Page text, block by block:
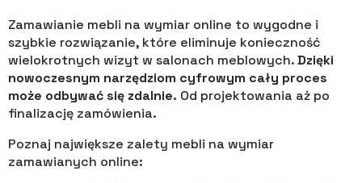
Zamawianie mebli na wymiar online to wygodne i
szybkie rozwiązanie, które eliminuje konieczność
wielokrotnych wizyt w salonach meblowych.Dzięki
nowoczesnym narzędziom cyfrowym cały proces
może odbywać się zdalnie. Od projektowania aż po
finalizację zamówienia.
Poznaj największe zalety mebli na wymiar
zamawianych online: